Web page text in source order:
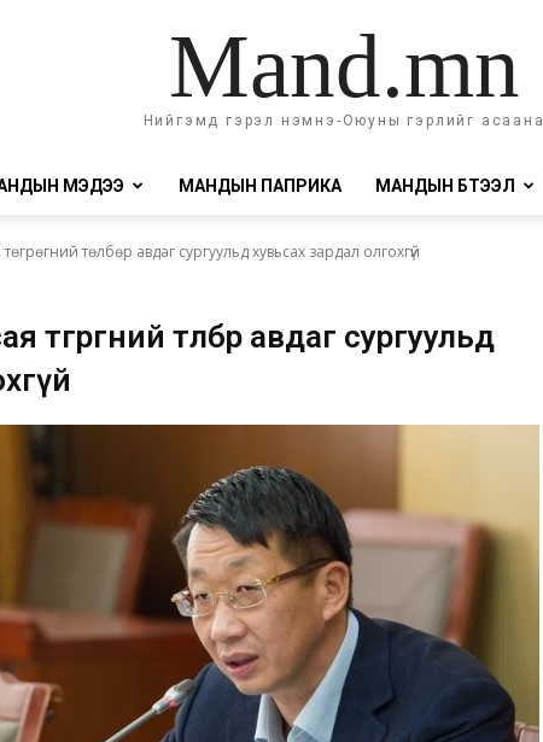
Mand.mn
Нийгэмд гэрэл нэмнэ-Оюуны гэрлийг асаана
МЭДЭЭ МАНДЫН ПАПРИКА МАНДЫН БҮТЭЭЛ
төлбөр авдаг сургуульд хувьсах зардал олгохгүй
төлбөр авдаг сургуульд